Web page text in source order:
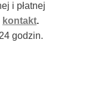
i płatnej
kontakt.
godzin.